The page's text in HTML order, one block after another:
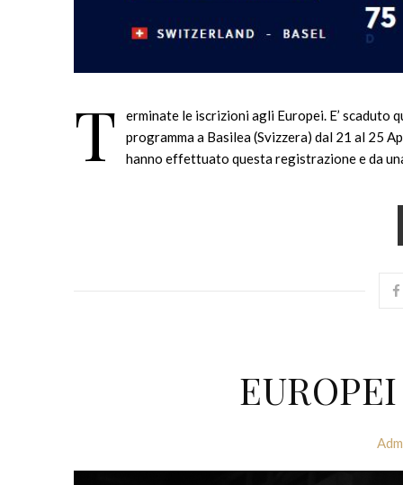
T
erminate le iscrizioni agli Europei. E’ scaduto
programma a Basilea (Svizzera) dal 21 al 25
hanno effettuato questa registrazione e da